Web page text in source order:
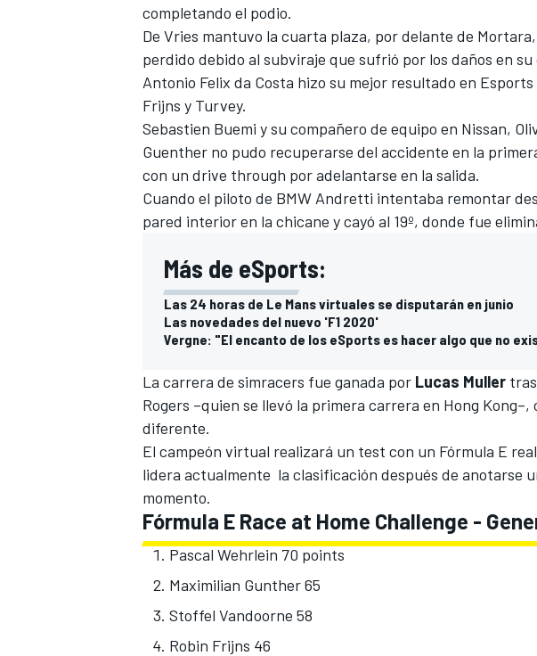
MÁS CATEGORÍAS
completando el podio.
De Vries mantuvo la cuarta plaza, por delante de
perdido debido al subviraje que sufrió por los daños en su
Antonio Felix da Costa hizo su mejor resultado en
Frijns y Turvey.
Sebastien Buemi y su compañero de equipo en Nissan,
Guenther no pudo recuperarse del accidente en la
con un drive through por adelantarse en la salida.
Cuando el piloto de BMW Andretti intentaba remontar
pared interior en la chicane y cayó al 19º, donde fue
Más de eSports:
Las 24 horas de Le Mans virtuales se disputarán en junio
Las novedades del nuevo 'F1 2020'
Vergne: "El encanto de los eSports es hacer algo que no
La carrera de simracers fue ganada por Lucas Muller
Rogers –quien se llevó la primera carrera en Hong
diferente.
El campeón virtual realizará un test con un Fórmula E
lidera actualmente la clasificación después de anotarse
momento.
Fórmula E Race at Home Challenge -
Pascal Wehrlein 70 points
Maximilian Gunther 65
Stoffel Vandoorne 58
Robin Frijns 46